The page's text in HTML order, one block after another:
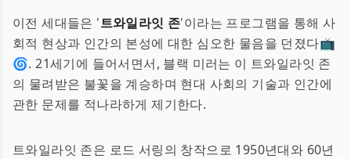
이전 세대들은 '트와일라잇 존'이라는 프로그램을 통해 사
회적 현상과 인간의 본성에 대한 심오한 물음을 던졌다📺
🌀. 21세기에 들어서면서, 블랙 미러는 이 트와일라잇 존
의 물려받은 불꽃을 계승하며 현대 사회의 기술과 인간에
관한 문제를 적나라하게 제기한다.
트와일라잇 존은 로드 서링의 창작으로 1950년대와 60년